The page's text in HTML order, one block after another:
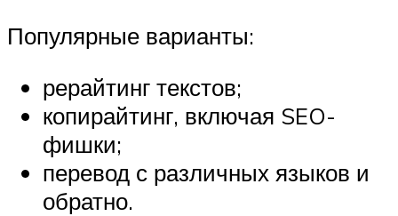
Популярные варианты:
рерайтинг текстов;
копирайтинг, включая SEO-
фишки;
перевод с различных языков и
обратно.